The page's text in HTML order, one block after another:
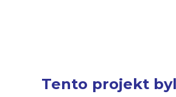
Tento projekt